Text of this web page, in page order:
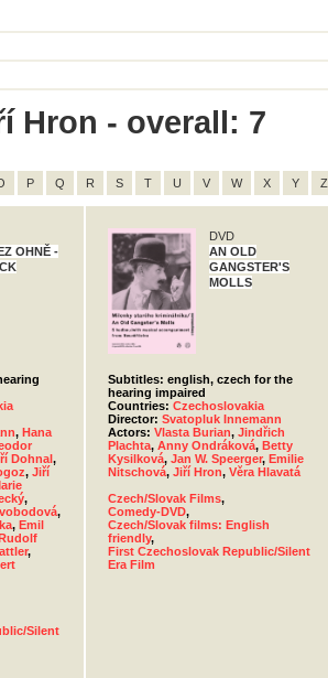
Hron - overall: 7
P Q R S T U V W X Y Z
OHNĚ -
, Hana
Dohnal,
, Jiří
,
,
, Emil
,
Silent
DVD
AN OLD
GANGSTER'S
MOLLS
Subtitles: english, czech for the
hearing impaired
Countries: Czechoslovakia
Director: Svatopluk Innemann
Actors: Vlasta Burian, Jindřich
Plachta, Anny Ondráková, Betty
Kysilková, Jan W. Speerger, Emilie
Nitschová, Jiří Hron, Věra Hlavatá
Czech/Slovak Films,
Comedy-DVD,
Czech/Slovak films: English
friendly,
First Czechoslovak Republic/Silent
Era Film